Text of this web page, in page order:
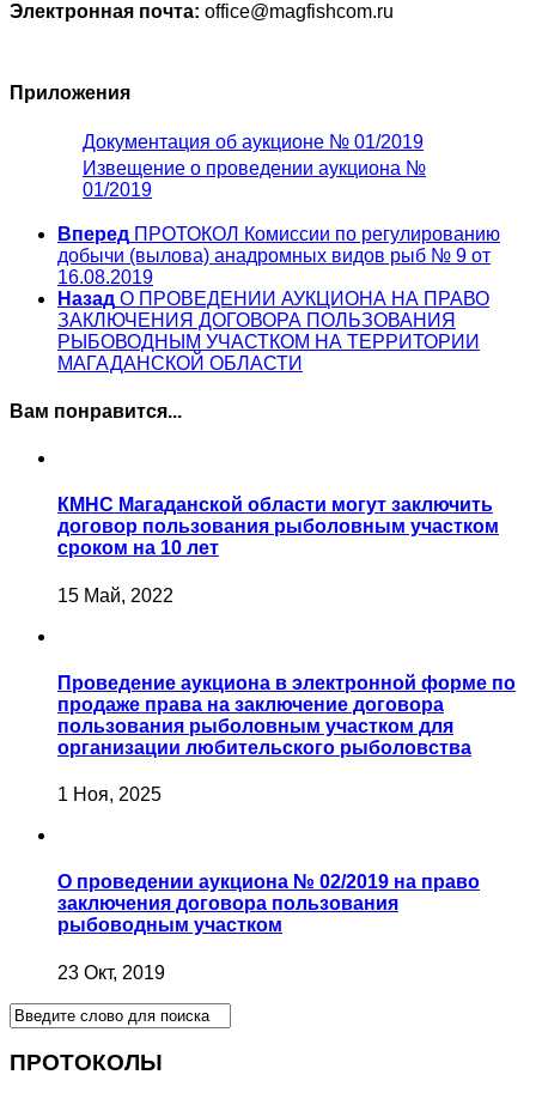
Электронная почта: office@magfishcom.ru
Приложения
Документация об аукционе № 01/2019
Извещение о проведении аукциона №
01/2019
Вперед ПРОТОКОЛ Комиссии по регулированию
добычи (вылова) анадромных видов рыб № 9 от
16.08.2019
Назад О ПРОВЕДЕНИИ АУКЦИОНА НА ПРАВО
ЗАКЛЮЧЕНИЯ ДОГОВОРА ПОЛЬЗОВАНИЯ
РЫБОВОДНЫМ УЧАСТКОМ НА ТЕРРИТОРИИ
МАГАДАНСКОЙ ОБЛАСТИ
Вам понравится...
КМНС Магаданской области могут заключить
договор пользования рыболовным участком
сроком на 10 лет
15 Май, 2022
Проведение аукциона в электронной форме по
продаже права на заключение договора
пользования рыболовным участком для
организации любительского рыболовства
1 Ноя, 2025
О проведении аукциона № 02/2019 на право
заключения договора пользования
рыбоводным участком
23 Окт, 2019
ПРОТОКОЛЫ